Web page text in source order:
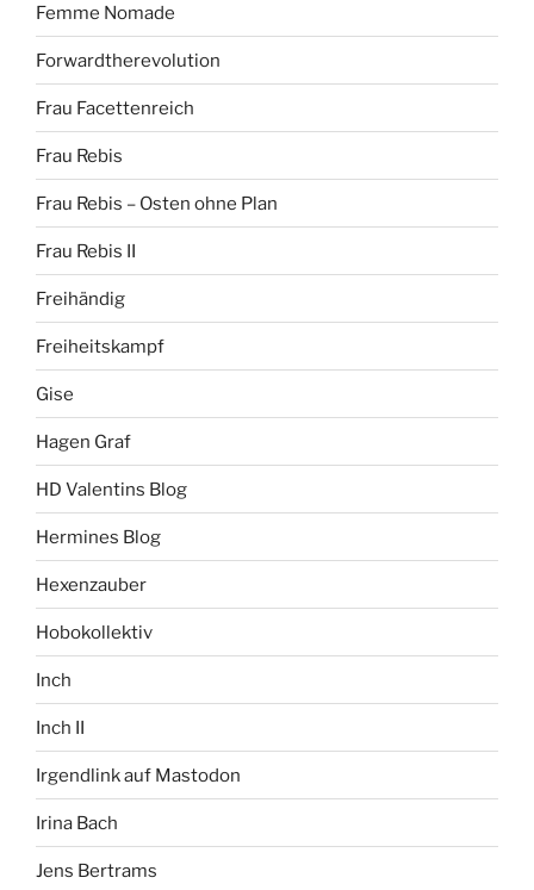
Femme Nomade
Forwardtherevolution
Frau Facettenreich
Frau Rebis
Frau Rebis – Osten ohne Plan
Frau Rebis II
Freihändig
Freiheitskampf
Gise
Hagen Graf
HD Valentins Blog
Hermines Blog
Hexenzauber
Hobokollektiv
Inch
Inch II
Irgendlink auf Mastodon
Irina Bach
Jens Bertrams